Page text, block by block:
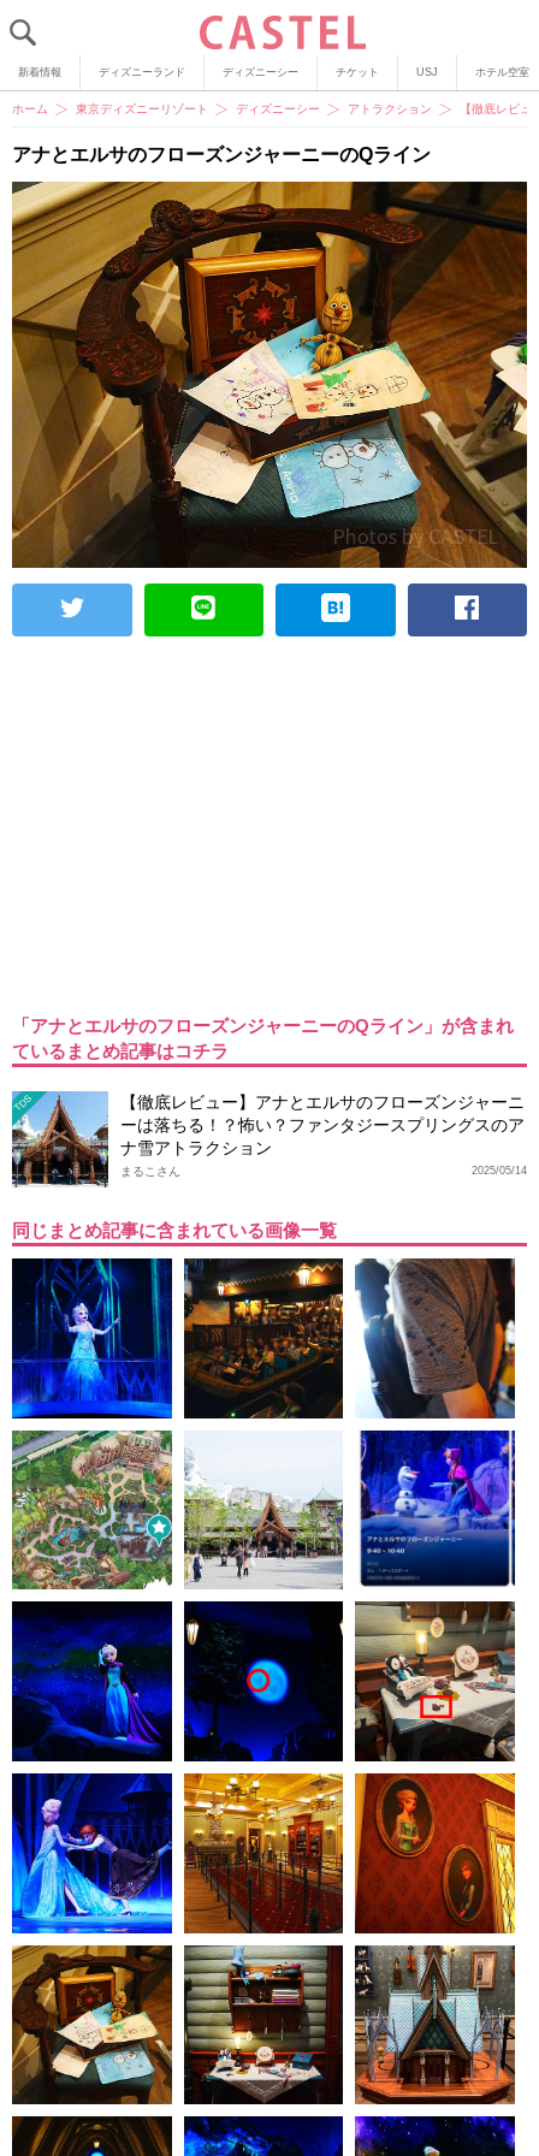
新着情報 ディズニーランド ディズニーシー チケット USJ ホテル空室
ホーム 東京ディズニーリゾート ディズニーシー アトラクション 【徹底レビ
アナとエルサのフローズンジャーニーのQライン
「アナとエルサのフローズンジャーニーのQライン」が含まれ
ているまとめ記事はコチラ
TDS
【徹底レビュー】アナとエルサのフローズンジャーニ
ーは落ちる！？怖い？ファンタジースプリングスのア
ナ雪アトラクション
2025/05/14
まるこさん
同じまとめ記事に含まれている画像一覧